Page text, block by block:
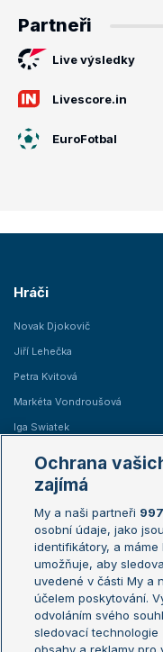
Partneři
Live výsledky
Livescore.in
EuroFotbal
Hráči
Novak Djokovič
Jiří Lehečka
Petra Kvitová
Markéta Vondroušová
Iga Swiatek
Žebříčky
Žebříček ATP (muži)
Žebříček WTA (ženy)
Sázkařský žebříček
Ochrana
zajímá
My a naši partneři 997
osobní údaje, jako
identifikátory, a máme
umožňuje, aby
uvedené v části My a
účelem poskytování.
odvoláním svého
sledovací technologie